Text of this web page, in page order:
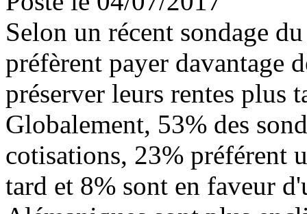
Selon un récent sondage
préfèrent payer davantage
préserver leurs rentes plus
Globalement, 53% des
cotisations, 23% préférent
tard et 8% sont en faveur